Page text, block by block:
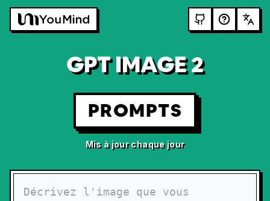
GPT IMAGE 2
PROMPTS
Mis à jour chaque jour